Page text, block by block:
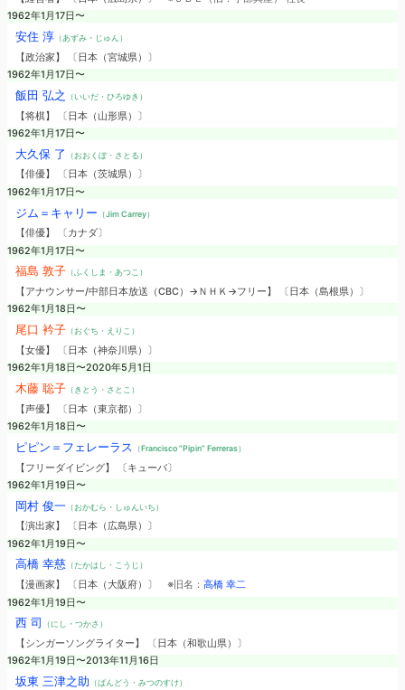
1962年1月17日〜
安住 淳（あずみ・じゅん）
【政治家】 〔日本（宮城県）〕
1962年1月17日〜
飯田 弘之 （いいだ・ひろゆき）
【将棋】 〔日本（山形県）〕
1962年1月17日〜
大久保 了 （おおくぼ・さとる）
【俳優】 〔日本（茨城県）〕
1962年1月17日〜
ジム＝キャリー （Jim Carrey）
【俳優】 〔カナダ〕
1962年1月17日〜
福島 敦子（ふくしま・あつこ）
【アナウンサー/中部日本放送（CBC）→ＮＨＫ→フリー】 〔日本（島根県）〕
1962年1月18日〜
尾口 衿子（おぐち・えりこ）
【女優】 〔日本（神奈川県）〕
1962年1月18日〜2020年5月1日
木藤 聡子（きとう・さとこ）
【声優】 〔日本（東京都）〕
1962年1月18日〜
ピピン＝フェレーラス （Francisco “Pipin” Ferreras）
【フリーダイビング】 〔キューバ〕
1962年1月19日〜
岡村 俊一（おかむら・しゅんいち）
【演出家】 〔日本（広島県）〕
1962年1月19日〜
高橋 幸慈 （たかはし・こうじ）
【漫画家】 〔日本（大阪府）〕 ※旧名： 高橋 幸二
1962年1月19日〜
西 司 （にし・つかさ）
【シンガーソングライター】 〔日本（和歌山県）〕
1962年1月19日〜2013年11月16日
坂東 三津之助 （ばんどう・みつのすけ）